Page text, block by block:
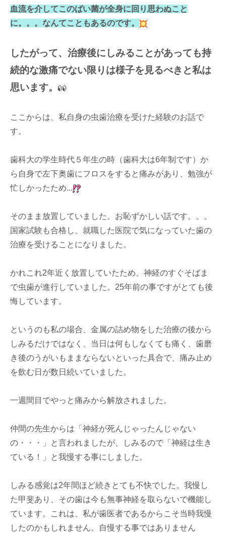
血流を介してこのばい菌が全身に回り思わぬこと
に。。。なんてこともあるのです。
したがって、治療後にしみることがあっても持
続的な激痛でない限りは様子を見るべきと私は
思います。
ここからは、私自身の虫歯治療を受けた経験のお話で
す。
歯科大の学生時代５年生の時（歯科大は6年制です）か
ら自身で左下奥歯にフロスをすると痛みがあり、勉強が
忙しかったため...
そのまま放置していました。お恥ずかしい話です。。。
国家試験も合格し、就職した医院で気になっていた歯の
治療を受けることになりました。
かれこれ2年近く放置していたため、神経のすぐそばま
で虫歯が進行していました。25年前の事ですがとても後
悔しています。
というのも私の場合、金属の詰め物をした治療の後から
しみるだけではなく、当日は何もしなくても痛く、歯磨
き後のうがいもままならないといった具合で、痛み止め
を飲む日が数日続いていました。
一週間目でやっと痛みから解放されました。
仲間の先生からは「神経が死んじゃったんじゃない
の・・・」と言われましたが、しみるので「神経は生き
ている！」と我慢する事にしました。
しみる感覚は2年間ほど続きとても不快でした。我慢し
た甲斐あり、その歯は今も無事神経を取らないで機能し
ています。これは、私が歯医者であるからこそ当時我慢
したのかもしれません。自慢する事ではありません